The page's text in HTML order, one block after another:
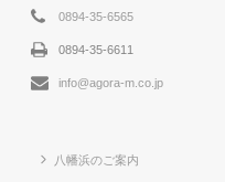
0894-35-6565
0894-35-6611
info@agora-m.co.jp
八幡浜のご案内